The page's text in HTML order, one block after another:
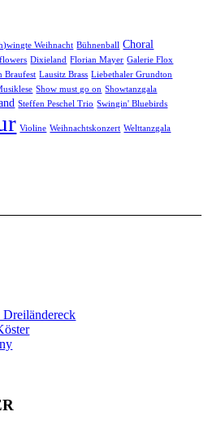
Weihnacht Bühnenball Choral
Dixieland Florian Mayer Galerie Flox
Braufest Lausitz Brass Liebethaler Grundton
Show must go on Showtanzgala
Steffen Peschel Trio Swingin' Bluebirds
Violine Weihnachtskonzert Welttanzgala